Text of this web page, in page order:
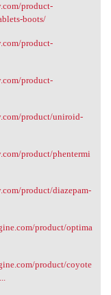
product-
boots/
product-
product-
product/uniroid-
product/phentermi
product/diazepam-
product/optima
product/coyote